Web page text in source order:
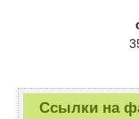
Ссылки на